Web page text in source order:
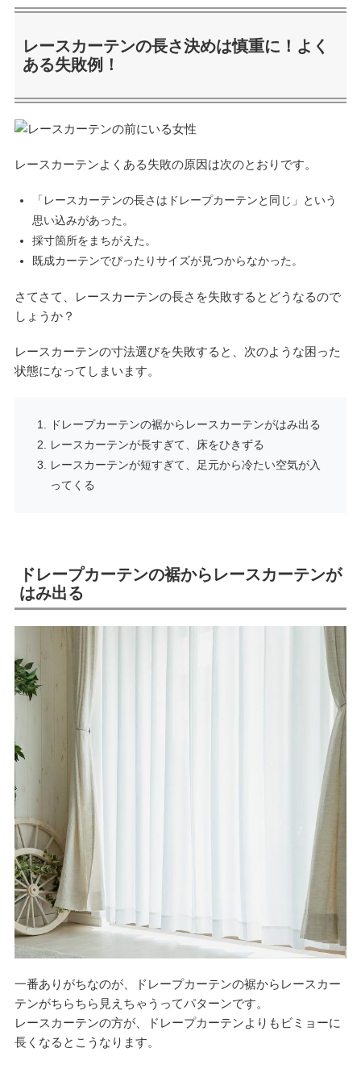
レースカーテンの長さ決めは慎重に！よく
ある失敗例！
レースカーテンよくある失敗の原因は次のとおりです。
「レースカーテンの長さはドレープカーテンと同じ」という
思い込みがあった。
採寸箇所をまちがえた。
既成カーテンでぴったりサイズが見つからなかった。
さてさて、レースカーテンの長さを失敗するとどうなるので
しょうか？
レースカーテンの寸法選びを失敗すると、次のような困った
状態になってしまいます。
ドレープカーテンの裾からレースカーテンがはみ出る
レースカーテンが長すぎて、床をひきずる
レースカーテンが短すぎて、足元から冷たい空気が入
ってくる
ドレープカーテンの裾からレースカーテンが
はみ出る
一番ありがちなのが、ドレープカーテンの裾からレースカー
テンがちらちら見えちゃうってパターンです。
レースカーテンの方が、ドレープカーテンよりもビミョーに
長くなるとこうなります。